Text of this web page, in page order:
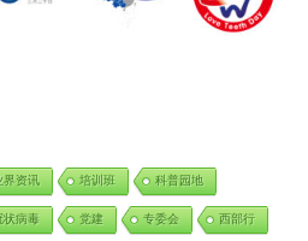
界资讯 培训班 科普园地
状病毒 党建 专委会 西部行